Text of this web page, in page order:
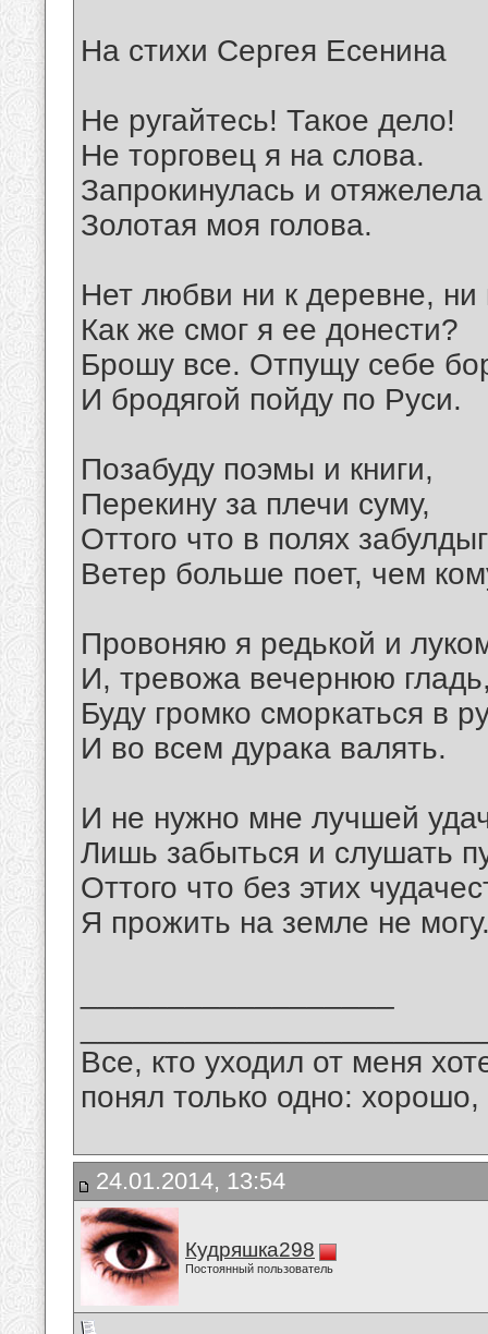
На стихи Сергея Есенина
Не ругайтесь! Такое дело!
Не торговец я на слова.
Запрокинулась и отяжелела
Золотая моя голова.
Нет любви ни к деревне, ни
Как же смог я ее донести?
Брошу все. Отпущу себе
И бродягой пойду по Руси.
Позабуду поэмы и книги,
Перекину за плечи суму,
Оттого что в полях
Ветер больше поет, чем
Провоняю я редькой и
И, тревожа вечернюю
Буду громко сморкаться в
И во всем дурака валять.
И не нужно мне лучшей
Лишь забыться и слушать
Оттого что без этих
Я прожить на земле не
Все, кто уходил от меня
понял только одно:
24.01.2014, 13:54
Кудряшка298
Постоянный пользователь